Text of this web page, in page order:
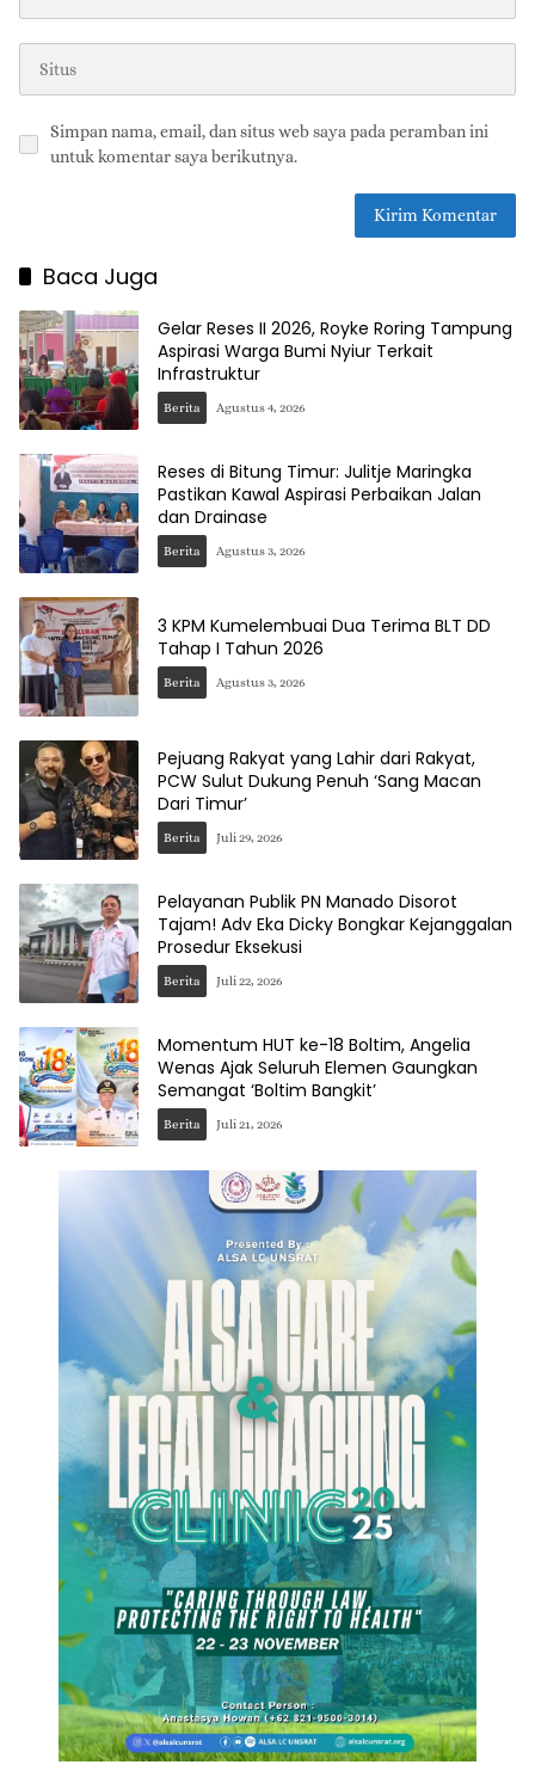
Simpan nama, email, dan situs web saya pada peramban ini
untuk komentar saya berikutnya.
Baca Juga
Gelar Reses II 2026, Royke Roring Tampung
Aspirasi Warga Bumi Nyiur Terkait
Infrastruktur
Berita Agustus 4, 2026
Reses di Bitung Timur: Julitje Maringka
Pastikan Kawal Aspirasi Perbaikan Jalan
dan Drainase
Berita Agustus 3, 2026
3 KPM Kumelembuai Dua Terima BLT DD
Tahap I Tahun 2026
Berita Agustus 3, 2026
Pejuang Rakyat yang Lahir dari Rakyat,
PCW Sulut Dukung Penuh ‘Sang Macan
Dari Timur’
Berita Juli 29, 2026
Pelayanan Publik PN Manado Disorot
Tajam! Adv Eka Dicky Bongkar Kejanggalan
Prosedur Eksekusi
Berita Juli 22, 2026
Momentum HUT ke-18 Boltim, Angelia
Wenas Ajak Seluruh Elemen Gaungkan
Semangat ‘Boltim Bangkit’
Berita Juli 21, 2026